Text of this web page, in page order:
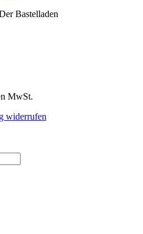
Bastelladen
MwSt.
widerrufen